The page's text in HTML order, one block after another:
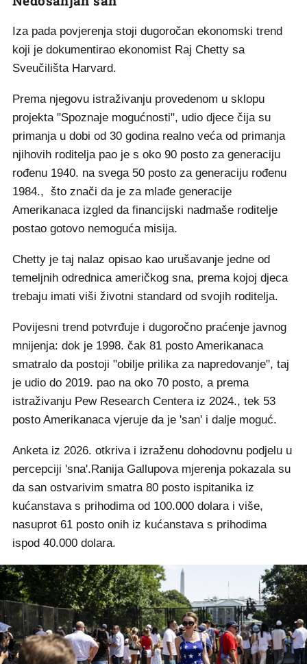
Iza pada povjerenja stoji dugoročan ekonomski trend
koji je dokumentirao ekonomist Raj Chetty sa
Sveučilišta Harvard.
Prema njegovu istraživanju provedenom u sklopu
projekta "Spoznaje mogućnosti", udio djece čija su
primanja u dobi od 30 godina realno veća od primanja
njihovih roditelja pao je s oko 90 posto za generaciju
rođenu 1940. na svega 50 posto za generaciju rođenu
1984., što znači da je za mlađe generacije
Amerikanaca izgled da financijski nadmaše roditelje
postao gotovo nemoguća misija.
Chetty je taj nalaz opisao kao urušavanje jedne od
temeljnih odrednica američkog sna, prema kojoj djeca
trebaju imati viši životni standard od svojih roditelja.
Povijesni trend potvrđuje i dugoročno praćenje javnog
mnijenja: dok je 1998. čak 81 posto Amerikanaca
smatralo da postoji "obilje prilika za napredovanje", taj
je udio do 2019. pao na oko 70 posto, a prema
istraživanju Pew Research Centera iz 2024., tek 53
posto Amerikanaca vjeruje da je 'san' i dalje moguć.
Anketa iz 2026. otkriva i izraženu dohodovnu podjelu u
percepciji 'sna'.Ranija Gallupova mjerenja pokazala su
da san ostvarivim smatra 80 posto ispitanika iz
kućanstava s prihodima od 100.000 dolara i više,
nasuprot 61 posto onih iz kućanstava s prihodima
ispod 40.000 dolara.